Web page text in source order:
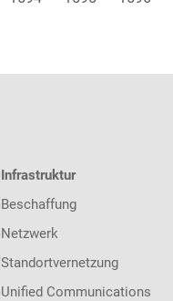
Infrastruktur
Beschaffung
Netzwerk
Standortvernetzung
Unified Communications